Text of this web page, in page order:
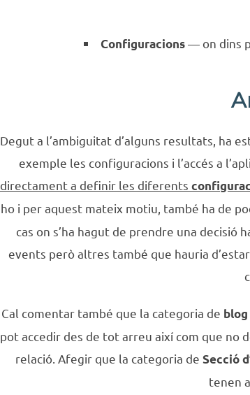
Configuracions— on dins
Degut a l’ambiguitat d’alguns resultats, ha
exemple les configuracions i l’accés a
directament a definir les diferents
ho i per aquest mateix motiu, també ha de
cas on s’ha hagut de prendre una decisió
events però altres també que hauria
Cal comentar també que la categoria de
pot accedir des de tot arreu així com que no
relació. Afegir que la categoria de Secció
tenen